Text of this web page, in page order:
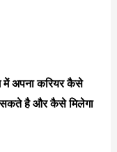
अपना करियर कैसे
सकते है और कैसे मिलेगा